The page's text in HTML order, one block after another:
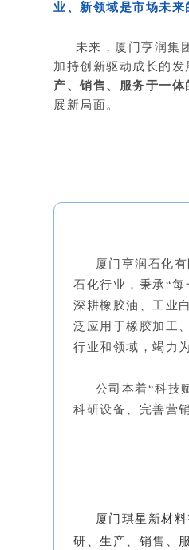
业、新领域是市场未
未来，厦门亨润集团
加持创新驱动成长的发
产、销售、服务于一
展新局面。
厦门亨润石化
石化行业，秉承“
深耕橡胶油、工业
泛应用于橡胶加工
行业和领域，竭力
公司本着“科技赋
科研设备、完善营
厦门琪星新材
研、生产、销售、